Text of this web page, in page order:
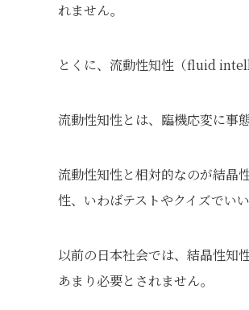
れません。
とくに、流動性知性（fluid
流動性知性とは、臨機応変に事
流動性知性と相対的なのが結
性、いわばテストやクイズでい
以前の日本社会では、結晶性知
あまり必要とされません。